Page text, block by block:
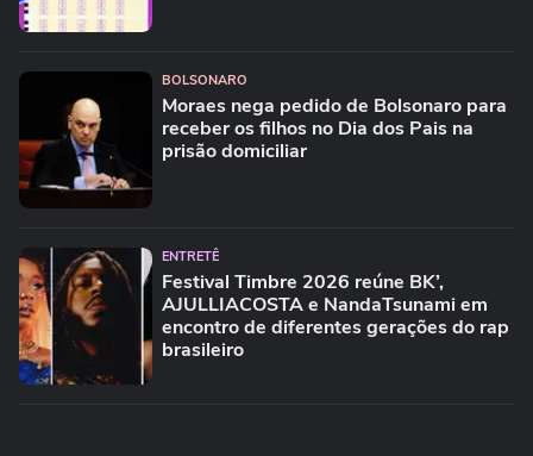
BOLSONARO
Moraes nega pedido de Bolsonaro para
receber os filhos no Dia dos Pais na
prisão domiciliar
ENTRETÊ
Festival Timbre 2026 reúne BK’,
AJULLIACOSTA e NandaTsunami em
encontro de diferentes gerações do rap
brasileiro